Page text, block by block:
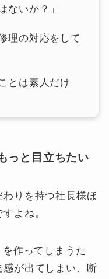
ないか？」
理の対応をして
とは素人だけ
っと目立ちたい
りを持つ社長様ほ
よね。
作ってしまうた
が出てしまい、断